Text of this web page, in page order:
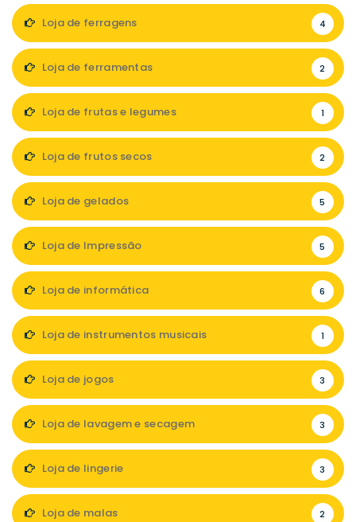
Loja de ferragens 4
Loja de ferramentas 2
Loja de frutas e legumes 1
Loja de frutos secos 2
Loja de gelados 5
Loja de Impressão 5
Loja de informática 6
Loja de instrumentos musicais 1
Loja de jogos 3
Loja de lavagem e secagem 3
Loja de lingerie 3
Loja de malas 2